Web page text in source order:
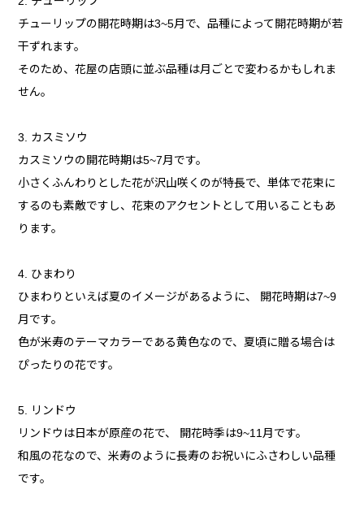
チューリップの開花時期は3~5月で、品種によって開花時期が若
干ずれます。
そのため、花屋の店頭に並ぶ品種は月ごとで変わるかもしれま
せん。
3. カスミソウ
カスミソウの開花時期は5~7月です。
小さくふんわりとした花が沢山咲くのが特長で、単体で花束に
するのも素敵ですし、花束のアクセントとして用いることもあ
ります。
4. ひまわり
ひまわりといえば夏のイメージがあるように、 開花時期は7~9
月です。
色が米寿のテーマカラーである黄色なので、夏頃に贈る場合は
ぴったりの花です。
5. リンドウ
リンドウは日本が原産の花で、 開花時季は9~11月です。
和風の花なので、米寿のように長寿のお祝いにふさわしい品種
です。